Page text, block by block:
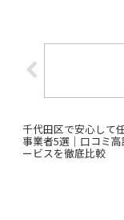
千代田区で安心して
事業者5選｜口コミ
ービスを徹底比較